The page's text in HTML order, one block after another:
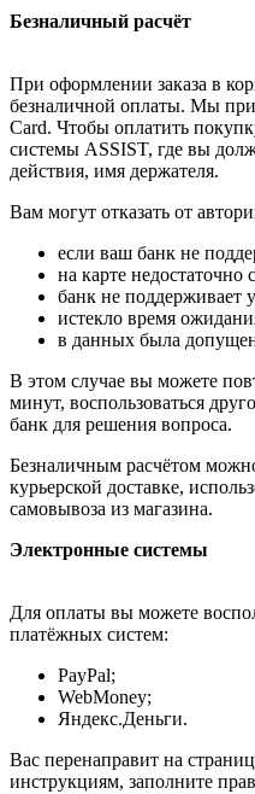
Безналичный расчёт
При оформлении заказа в
безналичной оплаты. Мы
Card. Чтобы оплатить
системы ASSIST, где вы
действия, имя держателя.
Вам могут отказать от
если ваш банк не
на карте недостаточно
банк не поддерживает
истекло время
в данных была
В этом случае вы можете
минут, воспользоваться
банк для решения вопроса.
Безналичным расчётом
курьерской доставке,
самовывоза из магазина.
Электронные системы
Для оплаты вы можете
платёжных систем:
PayPal;
WebMoney;
Яндекс.Деньги.
Вас перенаправит на
инструкциям, заполните